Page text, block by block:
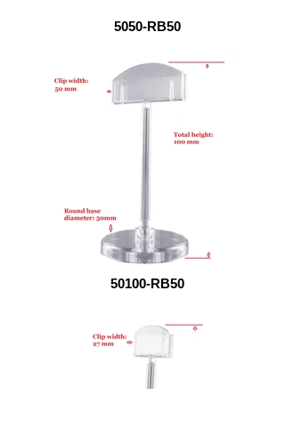
5050-RB50
50100-RB50